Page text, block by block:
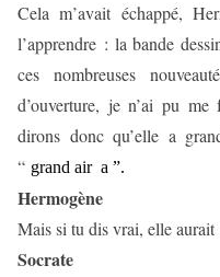
Cela m’avait échappé,
l’apprendre : la bande
ces nombreuses
d’ouverture, je n’ai pu
dirons donc qu’elle a
“ grand air a ”.
Hermogène
Mais si tu dis vrai, elle aurait
Socrate